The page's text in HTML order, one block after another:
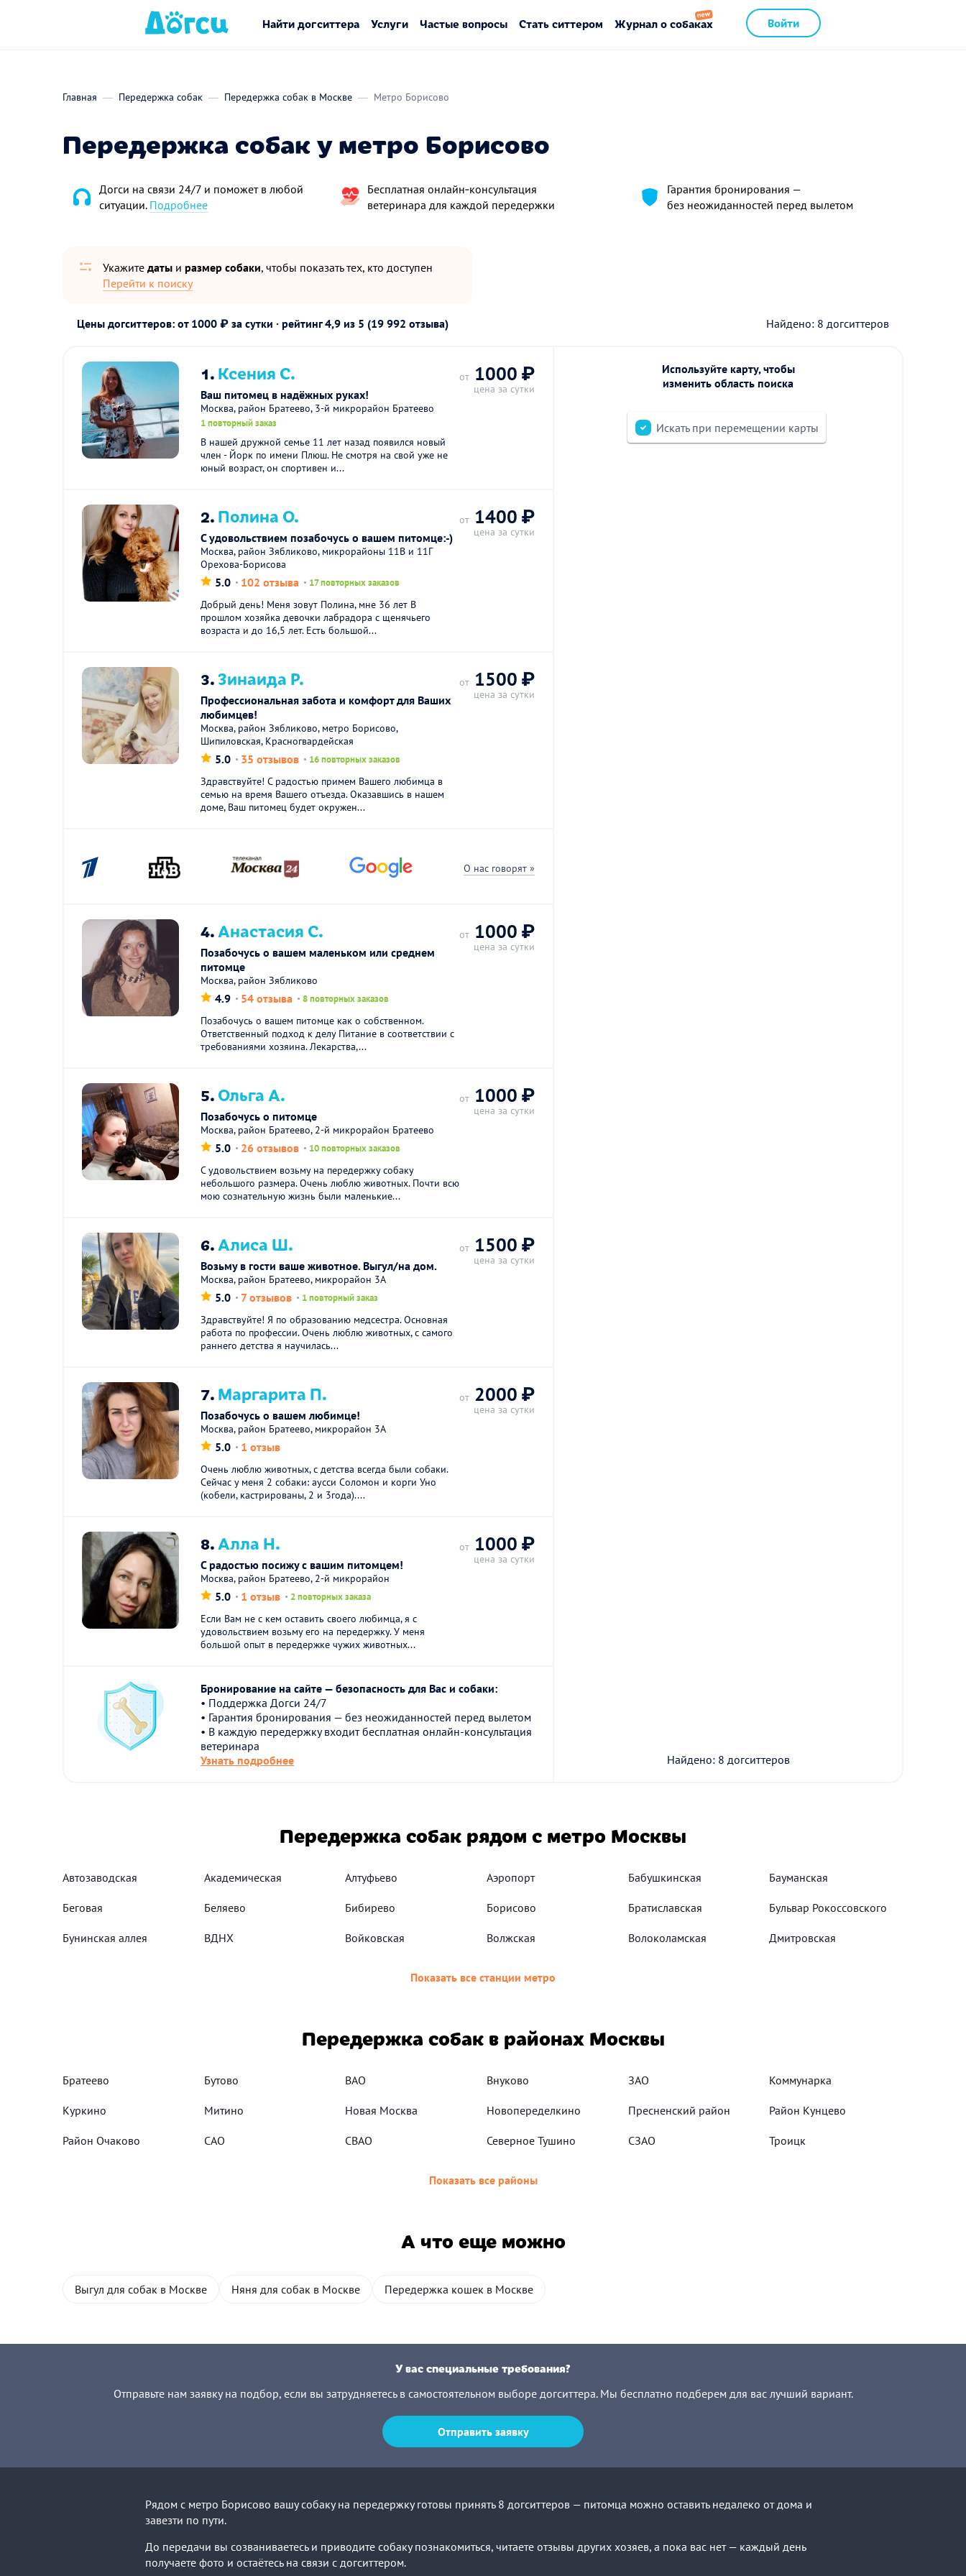
Войти
Найти догситтера Услуги Частые вопросы Стать ситтером Журнал о собаках
Главная Передержка собак Передержка собак в Москве Метро Борисово
Передержка собак у метро Борисово
Догси на связи 24/7 и поможет в любой
ситуации. Подробнее
Бесплатная онлайн‑консультация
ветеринара для каждой передержки
Гарантия бронирования —
без неожиданностей перед вылетом
Укажите даты и размер собаки, чтобы показать тех, кто доступен
Перейти к поиску
Цены догситтеров: от 1000 ₽ за сутки · рейтинг4,9 из 5 (19 992 отзыва) Найдено: 8 догситтеров
1.Ксения С.
Ваш питомец в надёжных руках!
Москва, район Братеево, 3-й микрорайон Братеево
1 повторный заказ
В нашей дружной семье 11 лет назад появился новый
член - Йорк по имени Плюш. Не смотря на свой уже не
юный возраст, он спортивен и...
от 1000 ₽
цена за сутки
2.Полина О.
С удовольствием позабочусь о вашем питомце:-)
Москва, район Зябликово, микрорайоны 11В и 11Г
Орехова-Борисова
5.0 102 отзыва 17 повторных заказов
Добрый день! Меня зовут Полина, мне 36 лет В
прошлом хозяйка девочки лабрадора с щенячьего
возраста и до 16,5 лет. Есть большой...
от 1400 ₽
цена за сутки
3.Зинаида Р.
Профессиональная забота и комфорт для Ваших
любимцев!
Москва, район Зябликово, метро Борисово,
Шипиловская, Красногвардейская
5.0 35 отзывов 16 повторных заказов
Здравствуйте! С радостью примем Вашего любимца в
семью на время Вашего отъезда. Оказавшись в нашем
доме, Ваш питомец будет окружен...
от 1500 ₽
цена за сутки
О нас говорят »
4.Анастасия С.
Позабочусь о вашем маленьком или среднем
питомце
Москва, район Зябликово
4.9 54 отзыва 8 повторных заказов
Позабочусь о вашем питомце как о собственном.
Ответственный подход к делу Питание в соответствии с
требованиями хозяина. Лекарства,...
от 1000 ₽
цена за сутки
5.Ольга А.
Позабочусь о питомце
Москва, район Братеево, 2-й микрорайон Братеево
5.0 26 отзывов 10 повторных заказов
С удовольствием возьму на передержку собаку
небольшого размера. Очень люблю животных. Почти всю
мою сознательную жизнь были маленькие...
от 1000 ₽
цена за сутки
6.Алиса Ш.
Возьму в гости ваше животное. Выгул/на дом.
Москва, район Братеево, микрорайон 3А
5.0 7 отзывов 1 повторный заказ
Здравствуйте! Я по образованию медсестра. Основная
работа по профессии. Очень люблю животных, с самого
раннего детства я научилась...
от 1500 ₽
цена за сутки
7.Маргарита П.
Позабочусь о вашем любимце!
Москва, район Братеево, микрорайон 3А
5.0 1 отзыв
Очень люблю животных, с детства всегда были собаки.
Сейчас у меня 2 собаки: аусси Соломон и корги Уно
(кобели, кастрированы, 2 и 3года)....
от 2000 ₽
цена за сутки
8.Алла Н.
С радостью посижу с вашим питомцем!
Москва, район Братеево, 2-й микрорайон
5.0 1 отзыв 2 повторных заказа
Если Вам не с кем оставить своего любимца, я с
удовольствием возьму его на передержку. У меня
большой опыт в передержке чужих животных...
от 1000 ₽
цена за сутки
Бронирование на сайте — безопасность для Вас и собаки:
• Поддержка Догси 24/7
• Гарантия бронирования — без неожиданностей перед вылетом
• В каждую передержку входит бесплатная онлайн-консультация
ветеринара
Узнать подробнее
Используйте карту, чтобы
изменить область поиска
Искать при перемещении карты
Найдено: 8 догситтеров
Передержка собак рядом с метро Москвы
Автозаводская Академическая Алтуфьево Аэропорт Бабушкинская Бауманская
Беговая Беляево Бибирево Борисово Братиславская Бульвар Рокоссовского
Бунинская аллея ВДНХ Войковская Волжская Волоколамская Дмитровская
Показать все станции метро
Передержка собак в районах Москвы
Братеево Бутово ВАО Внуково ЗАО Коммунарка
Куркино Митино Новая Москва Новопеределкино Пресненский район Район Кунцево
Район Очаково САО СВАО Северное Тушино СЗАО Троицк
Показать все районы
А что еще можно
Выгул для собак в Москве Няня для собак в Москве Передержка кошек в Москве
У вас специальные требования?
Отправьте нам заявку на подбор, если вы затрудняетесь в самостоятельном выборе догситтера. Мы бесплатно подберем для вас лучший вариант.
Отправить заявку
Рядом с метро Борисово вашу собаку на передержку готовы принять 8 догситтеров — питомца можно оставить недалеко от дома и
завезти по пути.
До передачи вы созваниваетесь и приводите собаку познакомиться, читаете отзывы других хозяев, а пока вас нет — каждый день
получаете фото и остаётесь на связи с догситтером.